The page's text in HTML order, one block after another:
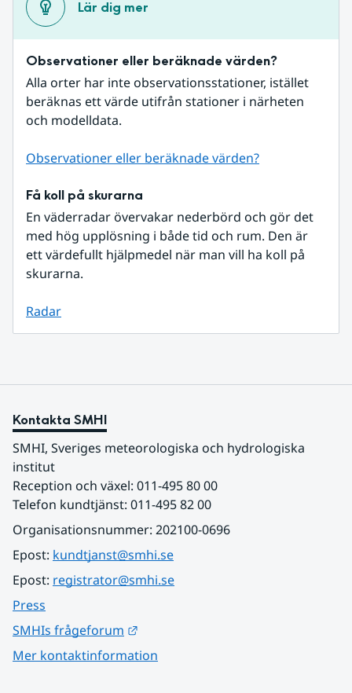
Lär dig mer
Observationer eller beräknade värden?
Alla orter har inte observationsstationer, istället
beräknas ett värde utifrån stationer i närheten
och modelldata.
Observationer eller beräknade värden?
Få koll på skurarna
En väderradar övervakar nederbörd och gör det
med hög upplösning i både tid och rum. Den är
ett värdefullt hjälpmedel när man vill ha koll på
skurarna.
Radar
Kontakta SMHI
SMHI, Sveriges meteorologiska och hydrologiska
institut
Reception och växel: 011-495 80 00
Telefon kundtjänst: 011-495 82 00
Organisationsnummer: 202100-0696
Epost: kundtjanst@smhi.se
Epost: registrator@smhi.se
Press
SMHIs frågeforum
Mer kontaktinformation